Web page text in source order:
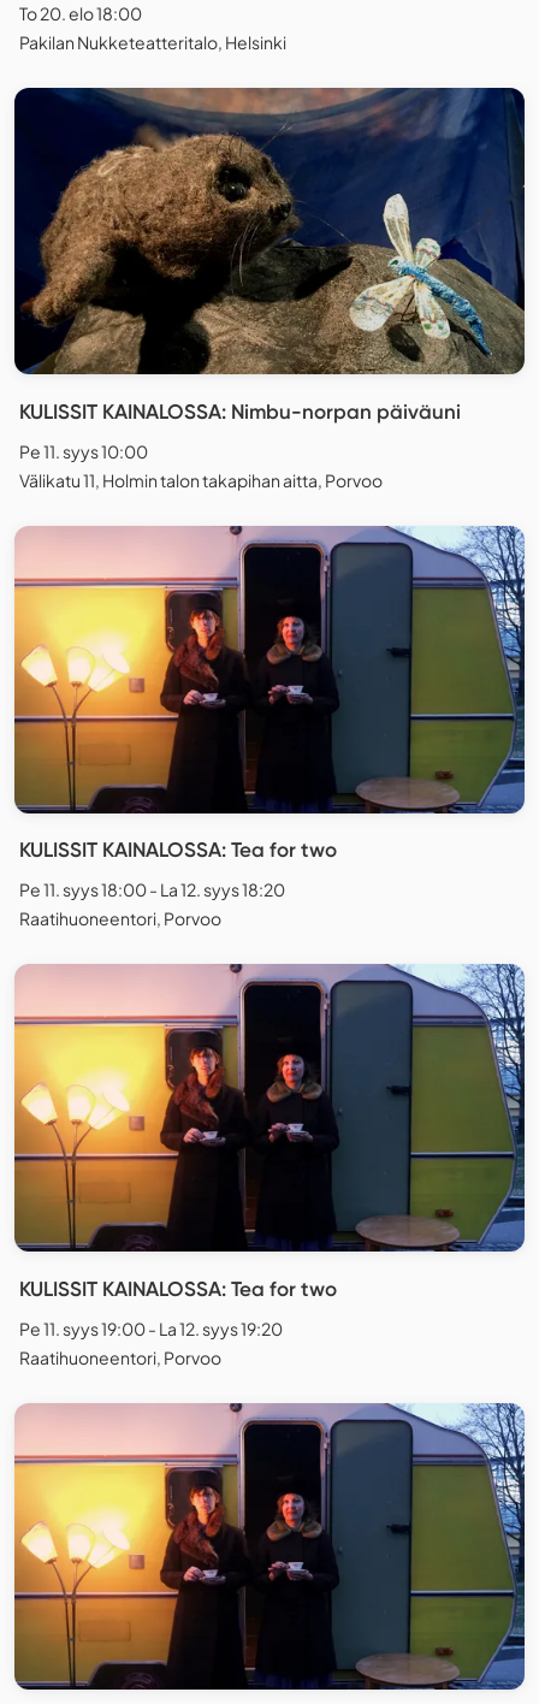
To 20. elo 18:00
Pakilan Nukketeatteritalo, Helsinki
KULISSIT KAINALOSSA: Nimbu-norpan päiväuni
Pe 11. syys 10:00
Välikatu 11, Holmin talon takapihan aitta, Porvoo
KULISSIT KAINALOSSA: Tea for two
Pe 11. syys 18:00 - La 12. syys 18:20
Raatihuoneentori, Porvoo
KULISSIT KAINALOSSA: Tea for two
Pe 11. syys 19:00 - La 12. syys 19:20
Raatihuoneentori, Porvoo